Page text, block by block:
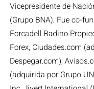
Vicepresidente de
(Grupo BNA). Fue co-
Forcadell Badino
Forex, Ciudades.com
Despegar.com),
(adquirida por Grupo